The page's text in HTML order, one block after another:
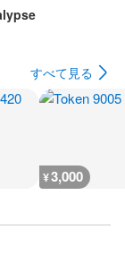
すべて見る
¥3,000